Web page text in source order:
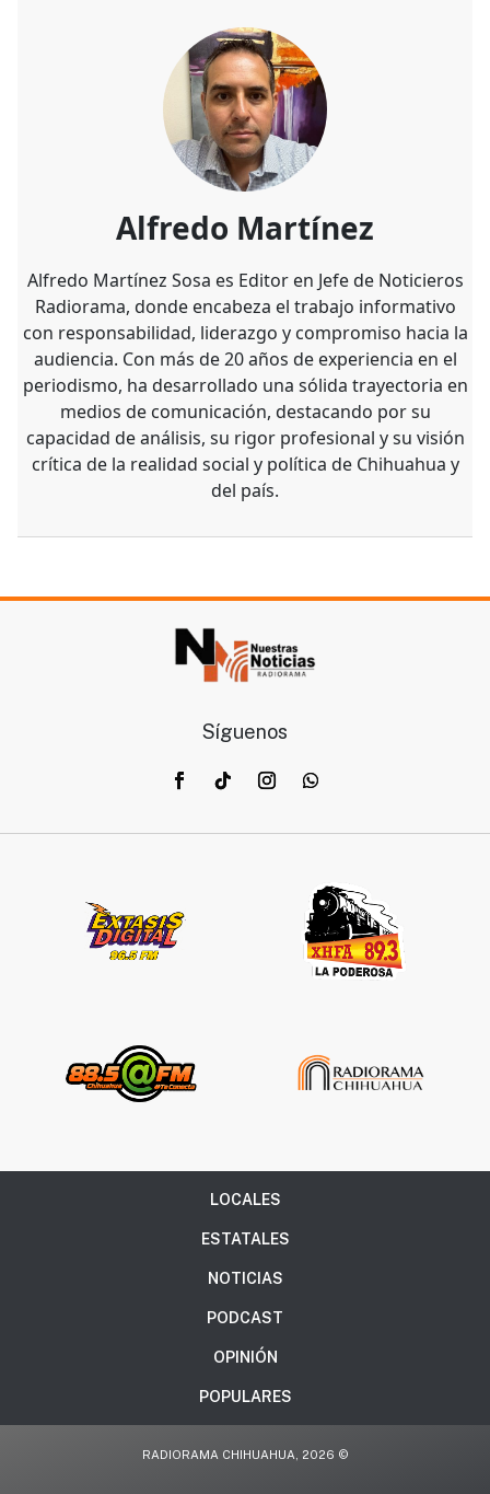
Alfredo Martínez
Alfredo Martínez Sosa es Editor en Jefe de Noticieros
Radiorama, donde encabeza el trabajo informativo
con responsabilidad, liderazgo y compromiso hacia la
audiencia. Con más de 20 años de experiencia en el
periodismo, ha desarrollado una sólida trayectoria en
medios de comunicación, destacando por su
capacidad de análisis, su rigor profesional y su visión
crítica de la realidad social y política de Chihuahua y
del país.
Síguenos
LOCALES
ESTATALES
NOTICIAS
PODCAST
OPINIÓN
POPULARES
RADIORAMA CHIHUAHUA, 2026 ©